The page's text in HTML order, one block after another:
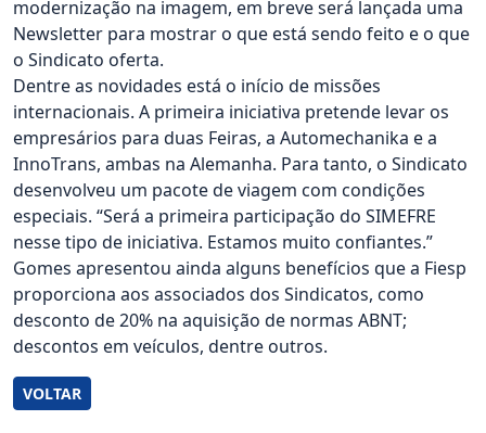
modernização na imagem, em breve será lançada uma
Newsletter para mostrar o que está sendo feito e o que
o Sindicato oferta.
Dentre as novidades está o início de missões
internacionais. A primeira iniciativa pretende levar os
empresários para duas Feiras, a Automechanika e a
InnoTrans, ambas na Alemanha. Para tanto, o Sindicato
desenvolveu um pacote de viagem com condições
especiais. “Será a primeira participação do SIMEFRE
nesse tipo de iniciativa. Estamos muito confiantes.”
Gomes apresentou ainda alguns benefícios que a Fiesp
proporciona aos associados dos Sindicatos, como
desconto de 20% na aquisição de normas ABNT;
descontos em veículos, dentre outros.
VOLTAR